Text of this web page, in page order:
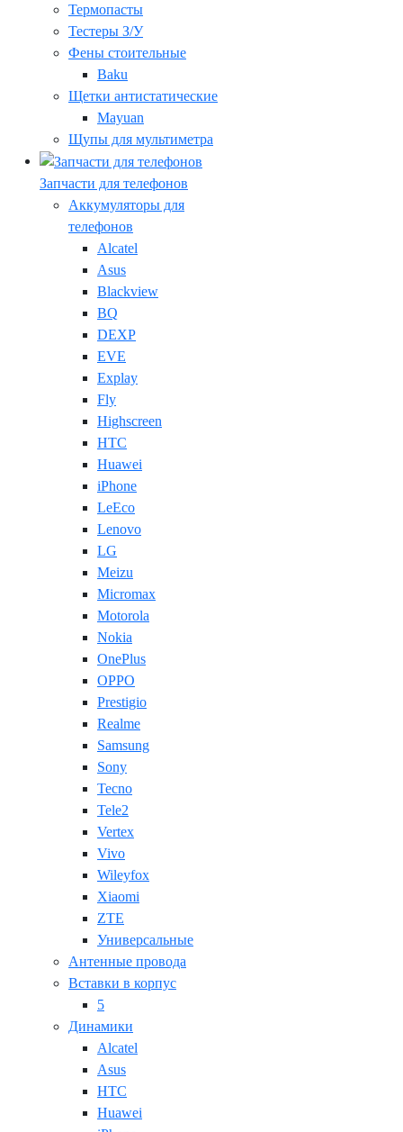
Термопасты
Тестеры З/У
Фены стоительные
Baku
Щетки антистатические
Mayuan
Щупы для мультиметра
Запчасти для телефонов
Аккумуляторы для
телефонов
Alcatel
Asus
Blackview
BQ
DEXP
EVE
Explay
Fly
Highscreen
HTC
Huawei
iPhone
LeEco
Lenovo
LG
Meizu
Micromax
Motorola
Nokia
OnePlus
OPPO
Prestigio
Realme
Samsung
Sony
Tecno
Tele2
Vertex
Vivo
Wileyfox
Xiaomi
ZTE
Универсальные
Антенные провода
Вставки в корпус
5
Динамики
Alcatel
Asus
HTC
Huawei